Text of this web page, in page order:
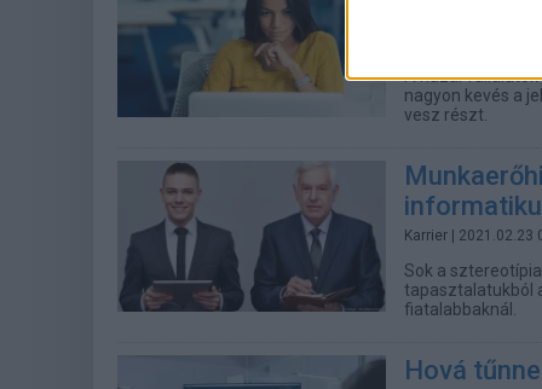
A hazai
nagyon kevés a
vesz részt.
Karrier | 2021.02.23
Sok a
tapasztalatukból
fiatalabbaknál.
Hová